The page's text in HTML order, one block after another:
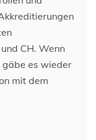
CH. Wenn
es wieder
mit dem